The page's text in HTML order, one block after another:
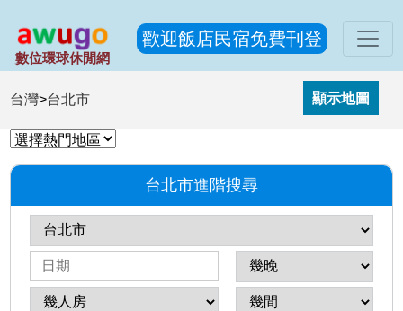
數位環球休閒網
歡迎飯店民宿免費刊登
台灣>台北市
台北市進階搜尋